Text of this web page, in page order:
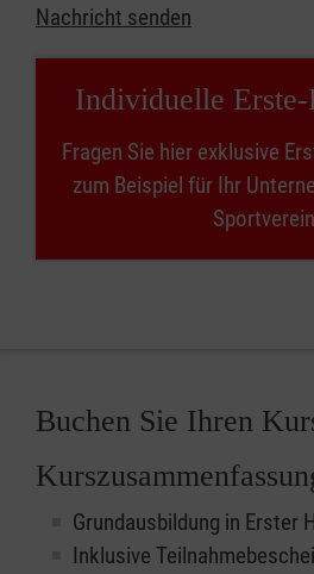
Nachricht senden
Individuelle
Fragen Sie hier exklusive
zum Beispiel für Ihr
Buchen Sie Ihren
Grundausbildung in Erster
Inklusive